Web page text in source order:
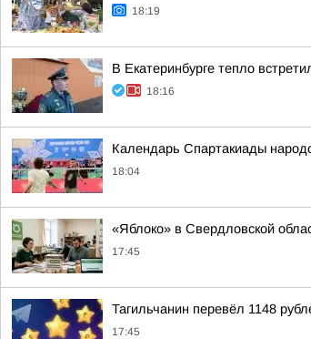
18:19
В Екатеринбурге тепло
18:16
Календарь Спартакиады
18:04
«Яблоко» в Свердловской
17:45
Тагильчанин перевёл 1148
17:45